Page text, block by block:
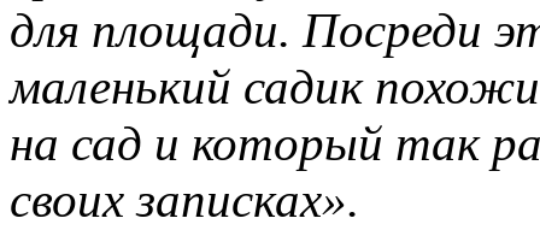
для площади. Посреди
маленький садик
на сад и который так
своих записках».